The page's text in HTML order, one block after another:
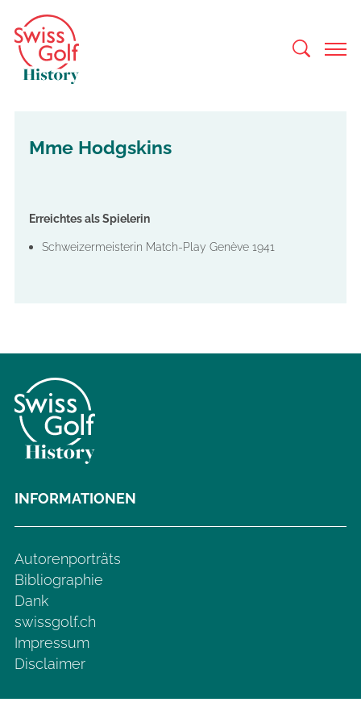
Mme Hodgskins
Erreichtes als Spielerin
Schweizermeisterin Match-Play Genève 1941
INFORMATIONEN
Autorenporträts
Bibliographie
Dank
swissgolf.ch
Impressum
Disclaimer